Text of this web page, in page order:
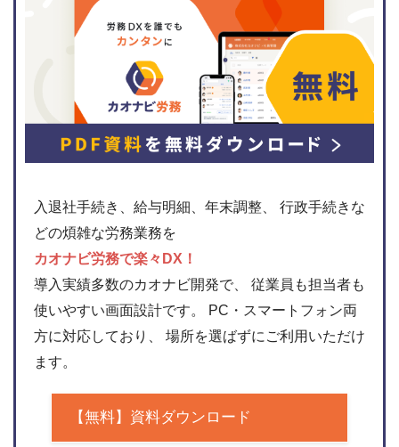
入退社手続き、給与明細、年末調整、 行政手続きな
どの煩雑な労務業務を
カオナビ労務で楽々DX！
導入実績多数のカオナビ開発で、 従業員も担当者も
使いやすい画面設計です。 PC・スマートフォン両
方に対応しており、 場所を選ばずにご利用いただけ
ます。
【無料】資料ダウンロード